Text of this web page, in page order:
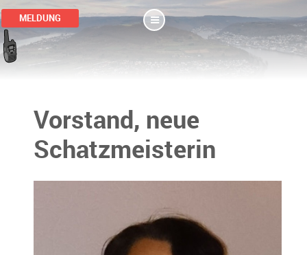
MELDUNG
Vorstand, neue
Schatzmeisterin